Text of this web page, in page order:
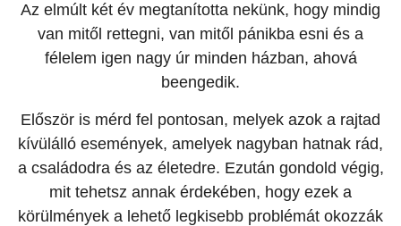
Az elmúlt két év megtanította nekünk, hogy mindig
van mitől rettegni, van mitől pánikba esni és a
félelem igen nagy úr minden házban, ahová
beengedik.
Először is mérd fel pontosan, melyek azok a rajtad
kívülálló események, amelyek nagyban hatnak rád,
a családodra és az életedre. Ezután gondold végig,
mit tehetsz annak érdekében, hogy ezek a
körülmények a lehető legkisebb problémát okozzák